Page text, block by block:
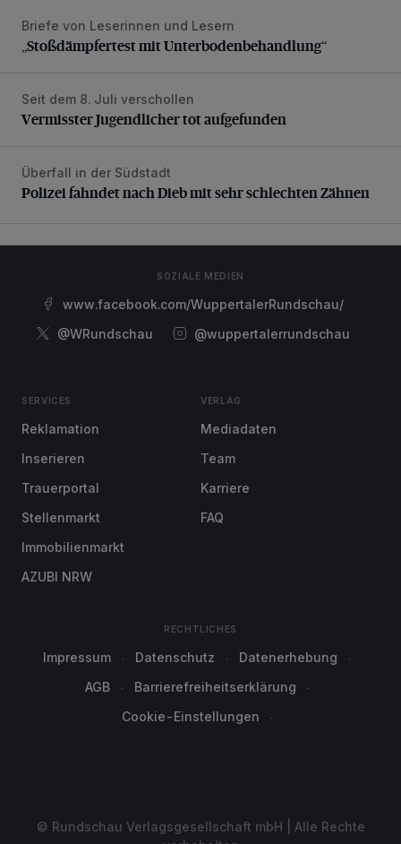
„Stoßdämpfertest mit Unterbodenbehandlung“
Briefe von Leserinnen und Lesern
„Stoßdämpfertest mit Unterbodenbehandlung“
Vermisster Jugendlicher tot aufgefunden
Seit dem 8. Juli verschollen
Vermisster Jugendlicher tot aufgefunden
Polizei fahndet nach Dieb mit sehr schlechten Zähnen
Überfall in der Südstadt
Polizei fahndet nach Dieb mit sehr schlechten Zähnen
SOZIALE MEDIEN
www.facebook.com/WuppertalerRundschau/
@WRundschau
@wuppertalerrundschau
SERVICES
Reklamation
Inserieren
Trauerportal
Stellenmarkt
Immobilienmarkt
AZUBI NRW
VERLAG
Mediadaten
Team
Karriere
FAQ
RECHTLICHES
Impressum Datenschutz
Datenerhebung
AGB
Barrierefreiheitserklärung
Cookie-Einstellungen
© Rundschau Verlagsgesellschaft mbH | Alle Rechte